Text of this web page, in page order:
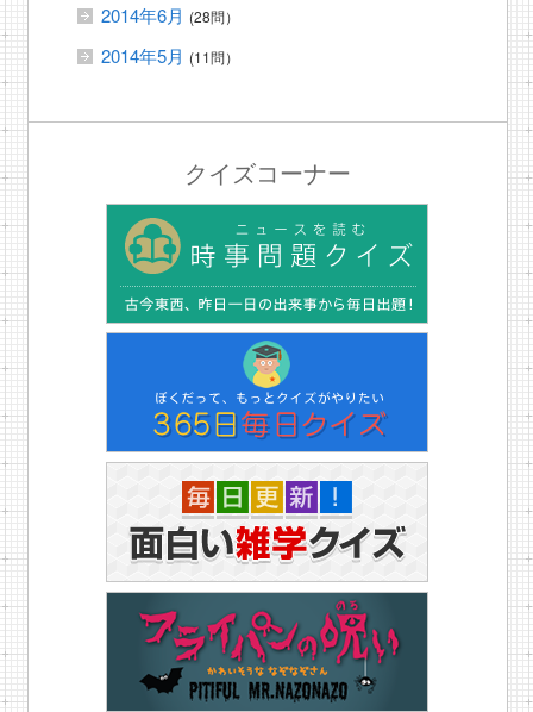
2014年6月 (28問）
2014年5月 (11問）
クイズコーナー